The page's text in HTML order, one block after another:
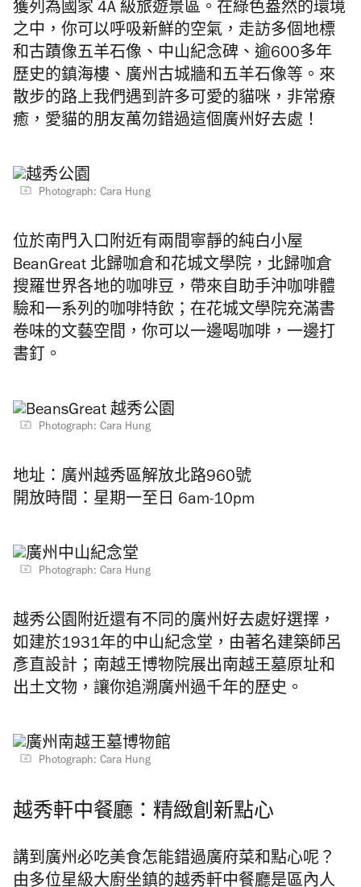
獲列為國家 4A 級旅遊景區。在綠色盎然的環境
之中，你可以呼吸新鮮的空氣，走訪多個地標
和古蹟像五羊石像、中山紀念碑、逾600多年
歷史的鎮海樓、廣州古城牆和五羊石像等。來
散步的路上我們遇到許多可愛的貓咪，非常療
癒，愛貓的朋友萬勿錯過這個廣州好去處！
Photograph: Cara Hung
位於南門入口附近有兩間寧靜的純白小屋
BeanGreat 北歸咖倉和花城文學院，北歸咖倉
搜羅世界各地的咖啡豆，帶來自助手沖咖啡體
驗和一系列的咖啡特飲；在花城文學院充滿書
卷味的文藝空間，你可以一邊喝咖啡，一邊打
書釘。
Photograph: Cara Hung
地址：廣州越秀區解放北路960號
開放時間：星期一至日 6am-10pm
Photograph: Cara Hung
越秀公園附近還有不同的廣州好去處好選擇，
如建於1931年的中山紀念堂，由著名建築師呂
彥直設計；南越王博物院展出南越王墓原址和
出土文物，讓你追溯廣州過千年的歷史。
Photograph: Cara Hung
越秀軒中餐廳：精緻創新點心
講到廣州必吃美食怎能錯過廣府菜和點心呢？
由多位星級大廚坐鎮的越秀軒中餐廳是區內人